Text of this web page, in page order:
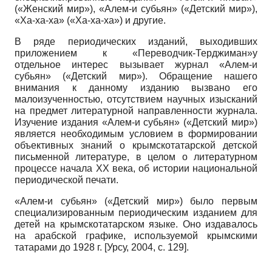
(«Женский мир»), «Алем-и субьян» («Детский мир»),
«Ха-ха-ха» («Ха-ха-ха») и другие.
В ряде периодических изданий, выходивших
приложением к «Переводчик-Терджиман»у
отдельное интерес вызывает журнал «Алем-и
субьян» («Детский мир»). Обращение нашего
внимания к данному изданию вызвано его
малоизученностью, отсутствием научных изысканий
на предмет литературной направленности журнала.
Изучение издания «Алем-и субьян» («Детский мир»)
является необходимым условием в формировании
объективных знаний о крымскотатарской детской
письменной литературе, в целом о литературном
процессе начала ХХ века, об истории национальной
периодической печати.
«Алем-и субьян» («Детский мир») было первым
специализированным периодическим изданием для
детей на крымскотатарском языке. Оно издавалось
на арабской графике, используемой крымскими
татарами до 1928 г. [Урсу, 2004, с. 129].